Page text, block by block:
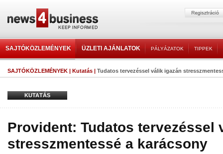
SAJTÓKÖZLEMÉNYEK ÜZLETI AJÁNLATOK PÁLYÁZATOK TIPPEK
SAJTÓKÖZLEMÉNYEK | Kutatás | Tudatos tervezéssel válik igazán
KUTATÁS
Provident: Tudatos tervezéssel
stresszmentessé a karácsony